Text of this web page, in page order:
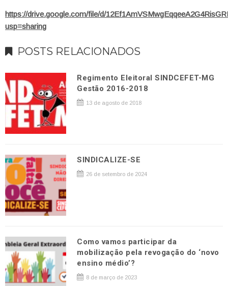
https://drive.google.com/file/d/
usp=sharing
POSTS RELACIONADOS
Regimento Eleitoral SINDCEFET-MG
Gestão 2016-2018
13 de agosto de 2018
SINDICALIZE-SE
26 de setembro de 2024
Como vamos participar da
mobilização pela revogação do ‘novo
ensino médio’?
8 de março de 2023